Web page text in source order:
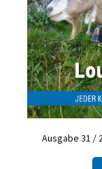
Ausgabe 31 /